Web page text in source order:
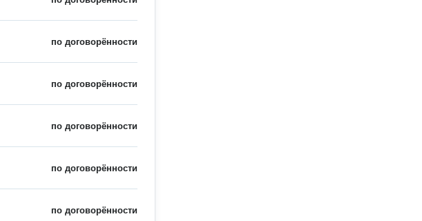
по договорённости
по договорённости
по договорённости
по договорённости
по договорённости